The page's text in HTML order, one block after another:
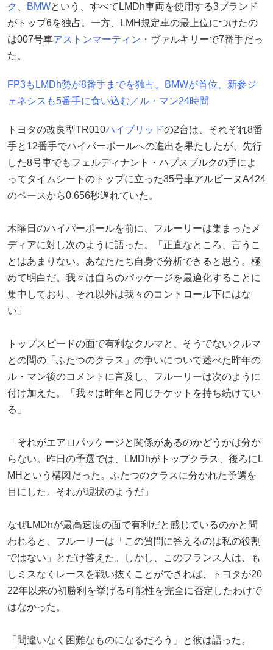
ク
BMWという、すべてLMDh車両を使用する3ブランド
がトップ6を独占。一方、LMH規定車の最上位につけたの
は007号車アストンマーティン ・ヴァルキリーで7番手だっ
た。
FP3もLMDh勢が8番手までを独占。BMWが首位、新参ジ
ェネシスも5番手に食い込む／ル・マン24時間
トヨタの改良型TR010ハイブリッドの2台は、それぞれ8番
手と12番手でハイパーポールへの進出を果たしたが、先行
した8号車でもフェルディナント・ハプスブルクの手によ
ってタイムシートのトップに立った35号車アルピーヌA424
のペースから0.656秒遅れていた。
木曜日のハイパーポールを前に、フルーリーは集まったメ
ディアに対し次のように語った。「正直なところ、言うこ
とはあまりない。あなたたち自身で分析できると思う。極
めて明白だ。我々は自らのパッケージを最適化することに
集中しており、それ以外は我々のコントロール下にはな
い」
トップスピードの面で有利なクルマと、そうでないクルマ
との間の「ふたつのクラス」の争いについて述べた昨年の
ル・マン後のコメントに言及し、フルーリーは次のように
付け加えた。「我々は昨年と同じチケットを持ち続けてい
る」
「それがエアロパッケージと関係があるのかどうかは分か
らない。昨日の予選では、LMDhがトップクラス、後ろにL
MHという構図だった。ふたつのクラスに分かれた予選を
目にした。それが現状のようだ」
なぜLMDhが最高速度の面で有利だと感じているのかと問
われると、フルーリーは「この質問に答えるのは私の役割
ではない」とだけ答えた。しかし、このフランス人は、も
しミスなくレースを戦い抜くことができれば、トヨタが20
22年以来の初勝利を挙げる可能性を完全に否定したわけで
はなかった。
「間違いなく困難なものになるだろう」と彼は語った。